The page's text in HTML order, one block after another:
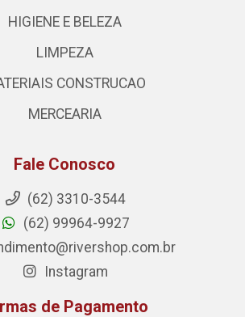
HIGIENE E BELEZA
LIMPEZA
CONSTRUCAO
MERCEARIA
Fale Conosco
(62) 3310-3544
(62) 99964-9927
Instagram
de Pagamento